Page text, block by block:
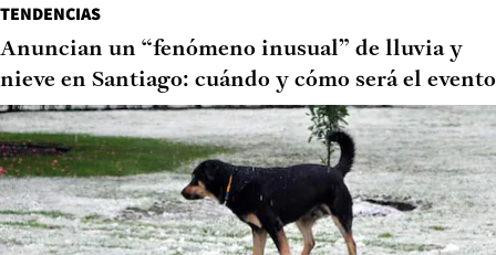
TENDENCIAS
Anuncian un “fenómeno inusual” de lluvia y
nieve en Santiago: cuándo y cómo será el evento